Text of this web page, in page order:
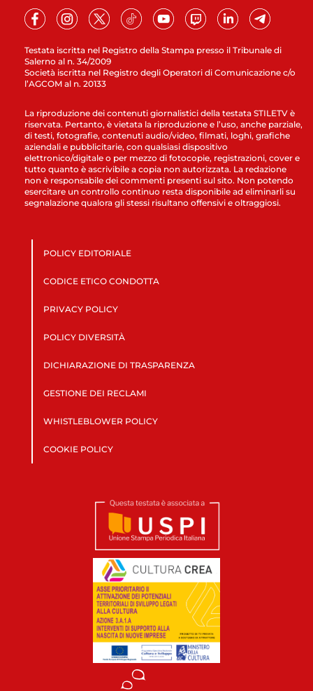
Testata iscritta nel Registro della Stampa presso il Tribunale di
Salerno al n. 34/2009
Società iscritta nel Registro degli Operatori di Comunicazione c/o
l’AGCOM al n. 20133
La riproduzione dei contenuti giornalistici della testata STILETV è
riservata. Pertanto, è vietata la riproduzione e l’uso, anche parziale,
di testi, fotografie, contenuti audio/video, filmati, loghi, grafiche
aziendali e pubblicitarie, con qualsiasi dispositivo
elettronico/digitale o per mezzo di fotocopie, registrazioni, cover e
tutto quanto è ascrivibile a copia non autorizzata. La redazione
non è responsabile dei commenti presenti sul sito. Non potendo
esercitare un controllo continuo resta disponibile ad eliminarli su
segnalazione qualora gli stessi risultano offensivi e oltraggiosi.
POLICY EDITORIALE
CODICE ETICO CONDOTTA
PRIVACY POLICY
POLICY DIVERSITÀ
DICHIARAZIONE DI TRASPARENZA
GESTIONE DEI RECLAMI
WHISTLEBLOWER POLICY
COOKIE POLICY